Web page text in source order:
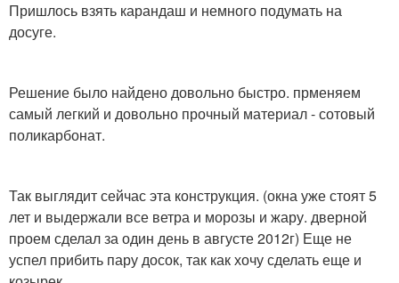
Пришлось взять карандаш и немного подумать на
досуге.
Решение было найдено довольно быстро. прменяем
самый легкий и довольно прочный материал - сотовый
поликарбонат.
Так выглядит сейчас эта конструкция. (окна уже стоят 5
лет и выдержали все ветра и морозы и жару. дверной
проем сделал за один день в августе 2012г) Еще не
успел прибить пару досок, так как хочу сделать еще и